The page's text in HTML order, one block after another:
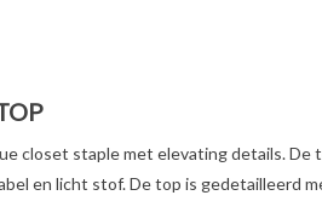
closet staple met elevating details. De
en licht stof. De top is gedetailleerd